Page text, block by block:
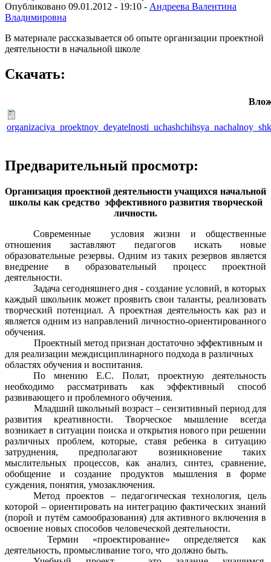
Опубликовано 09.01.2012 - 19:10 - Андреева Валентина
Владимировна
В материале рассказывается об опыте организации проектной
деятельности в начальной школе
Скачать:
Предварительный просмотр:
Организация проектной деятельности учащихся начальной
школы как средство эффективного развития творческой
личности.
Современные условия жизни и общественные
отношения заставляют педагогов искать новые
образовательные резервы. Одним из таких резервов является
внедрение в образовательный процесс проектной
деятельности.
Задача сегодняшнего дня - создание условий, в которых
каждый школьник может проявить свои таланты, реализовать
творческий потенциал. А проектная деятельность как раз и
является одним из направлений личностно-ориентированного
обучения.
Проектный метод признан достаточно эффективным и
для реализации междисциплинарного подхода в различных
областях обучения и воспитания.
По мнению Е.С. Полат, проектную деятельность
необходимо рассматривать как эффективный способ
развивающего и проблемного обучения.
Младший школьный возраст – сензитивный период для
развития креативности. Творческое мышление всегда
возникает в ситуации поиска и открытия нового при решении
различных проблем, которые, ставя ребенка в ситуацию
затруднения, предполагают возникновение таких
мыслительных процессов, как анализ, синтез, сравнение,
обобщение и создание продуктов мышления в форме
суждения, понятия, умозаключения.
Метод проектов – педагогическая технология, цель
которой – ориентировать на интеграцию фактических знаний
(порой и путём самообразования) для активного включения в
освоение новых способов человеческой деятельности.
Термин «проектирование» определяется как
деятельность, промысливание того, что должно быть.